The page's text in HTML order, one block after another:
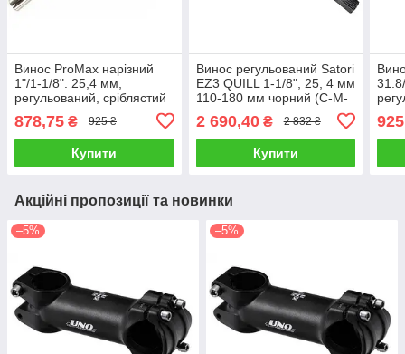
Винос ProMax нарізний
1"/1-1/8". 25,4 мм,
регульований, сріблястий
878,75 ₴ 925 ₴
Купити
Винос регульований Satori
EZ3 QUILL 1-1/8", 25, 4 мм
110-180 мм чорний (C-M-
2 690,40₴ 2 832 ₴
Купити
Акційні пропозиції та новинки
–5% –5%